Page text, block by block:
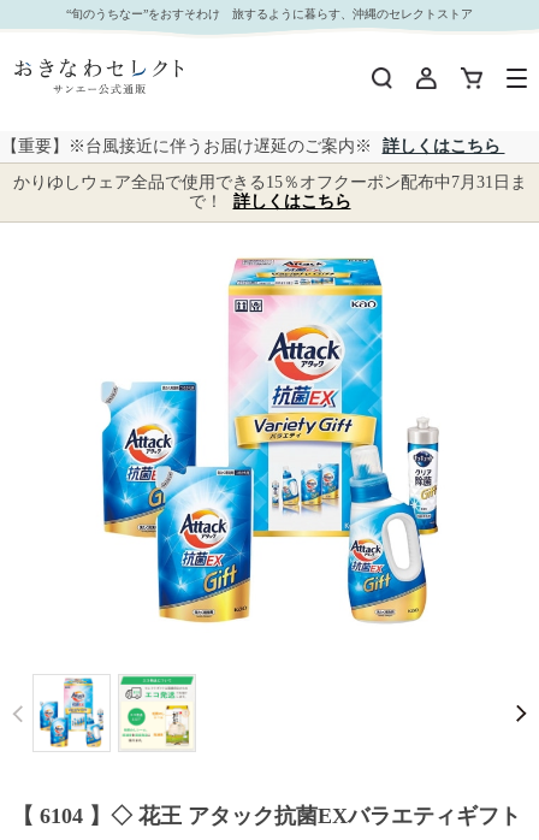
【 6104 】◇ 花王 アタック抗菌EXバラエティギフト｜おきなわセレクト サンエー公式通販
“旬のうちなー”をおすそわけ 旅するように暮らす、沖縄のセレクトストア
【重要】※台風接近に伴うお届け遅延のご案内※
詳しくはこちら
かりゆしウェア全品で使用できる15％オフクーポン配布中7月31日ま
で！
詳しくはこちら
Prev
【 6104 】◇ 花王 アタック抗菌EXバラエティギフト